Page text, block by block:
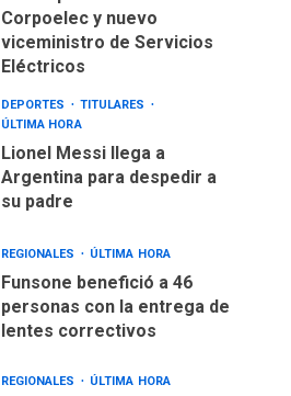
Corpoelec y nuevo
viceministro de Servicios
Eléctricos
DEPORTES
TITULARES
ÚLTIMA HORA
Lionel Messi llega a
Argentina para despedir a
su padre
REGIONALES ÚLTIMA HORA
Funsone benefició a 46
personas con la entrega de
lentes correctivos
REGIONALES ÚLTIMA HORA